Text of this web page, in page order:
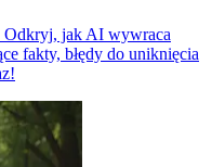
Odkryj, jak AI wywraca
fakty, błędy do uniknięcia